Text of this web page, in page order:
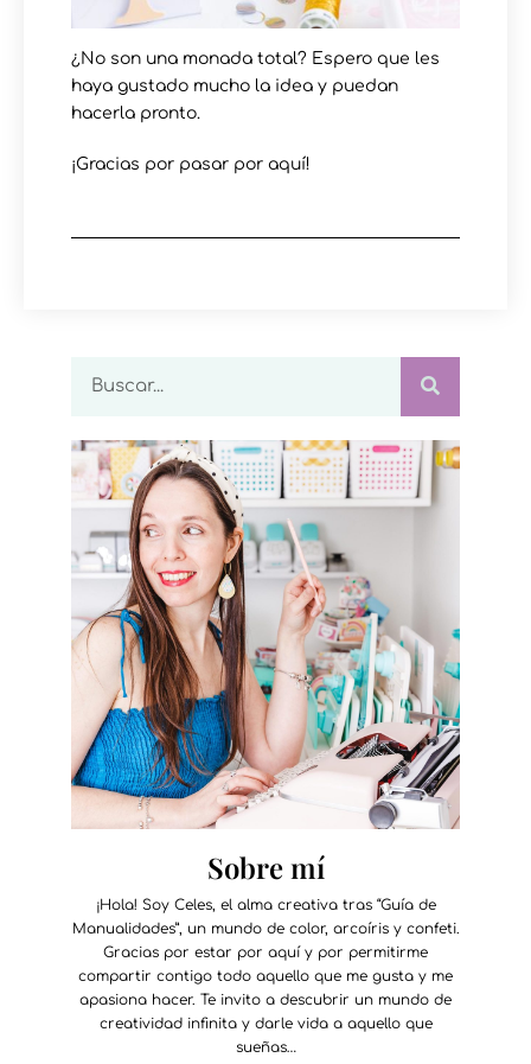
¿No son una monada total? Espero que les
haya gustado mucho la idea y puedan
hacerla pronto.
¡Gracias por pasar por aquí!
Sobre mí
¡Hola! Soy Celes, el alma creativa tras “Guía de
Manualidades”, un mundo de color, arcoíris y confeti.
Gracias por estar por aquí y por permitirme
compartir contigo todo aquello que me gusta y me
apasiona hacer. Te invito a descubrir un mundo de
creatividad infinita y darle vida a aquello que
sueñas…